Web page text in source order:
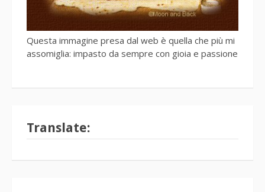
Questa immagine presa dal web è quella che più mi
assomiglia: impasto da sempre con gioia e passione
Translate: